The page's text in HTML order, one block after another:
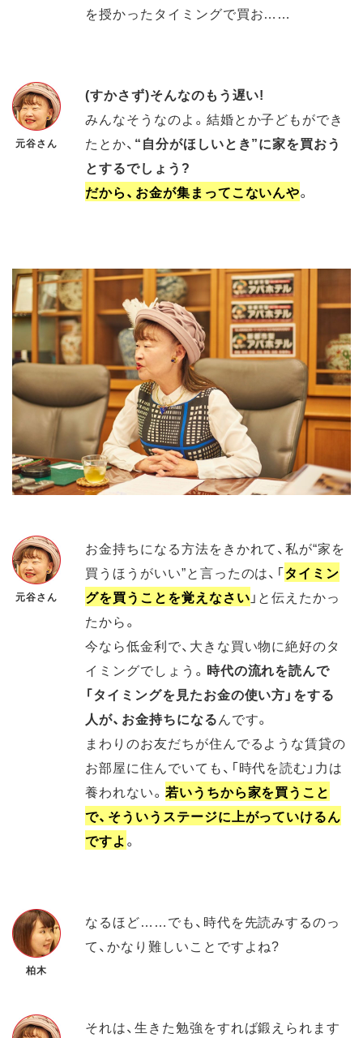
を授かったタイミングで買お……
元谷さん
(すかさず)そんなのもう遅い!
みんなそうなのよ。結婚とか子どもができ
たとか、 “自分がほしいとき”に家を買おう
とするでしょう?
だから、お金が集まってこないんや。
元谷さん
お金持ちになる方法をきかれて、私が“家を
買うほうがいい”と言ったのは、「タイミン
グを買うことを覚えなさい 」と伝えたかっ
たから。
今なら低金利で、大きな買い物に絶好のタ
イミングでしょう。 時代の流れを読んで
「タイミングを見たお金の使い方」をする
人が、お金持ちになるんです。
まわりのお友だちが住んでるような賃貸の
お部屋に住んでいても、「時代を読む」力は
養われない。 若いうちから家を買うこと
で、そういうステージに上がっていけるん
ですよ。
柏木
なるほど……でも、時代を先読みするのっ
て、かなり難しいことですよね?
それは、生きた勉強をすれば鍛えられます